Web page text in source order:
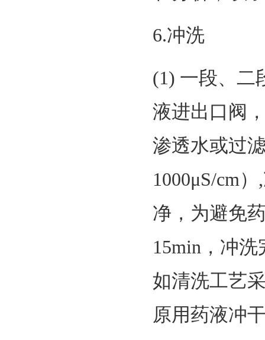
6.冲洗
(1) 一段、二
液进出口阀
渗透水或过
1000μS/cm
净，为避免
15min，冲
如清洗工艺
原用药液冲